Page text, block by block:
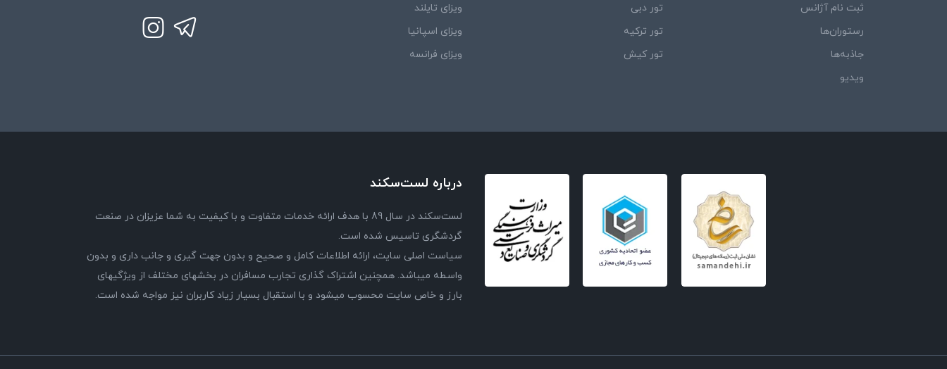
ثبت نام آژانس
رستوران‌ها
جاذبه‌ها
ویدیو‌
تور دبی
تور ترکیه
تور کیش
ویزای تایلند
ویزای اسپانیا
ویزای فرانسه
درباره لست‌سکند
لست‌سکند در سال 89 با هدف ارائه خدمات متفاوت و با کیفیت به شما عزیزان در صنعت
گردشگری تاسیس شده است.
سیاست اصلی سایت، ارائه اطلاعات کامل و صحیح و بدون جهت گیری و جانب داری و بدون
واسطه میباشد. همچنین اشتراک گذاری تجارب مسافران در بخشهای مختلف از ویژگیهای
بارز و خاص سایت محسوب میشود و با استقبال بسیار زیاد کاربران نیز مواجه شده است.